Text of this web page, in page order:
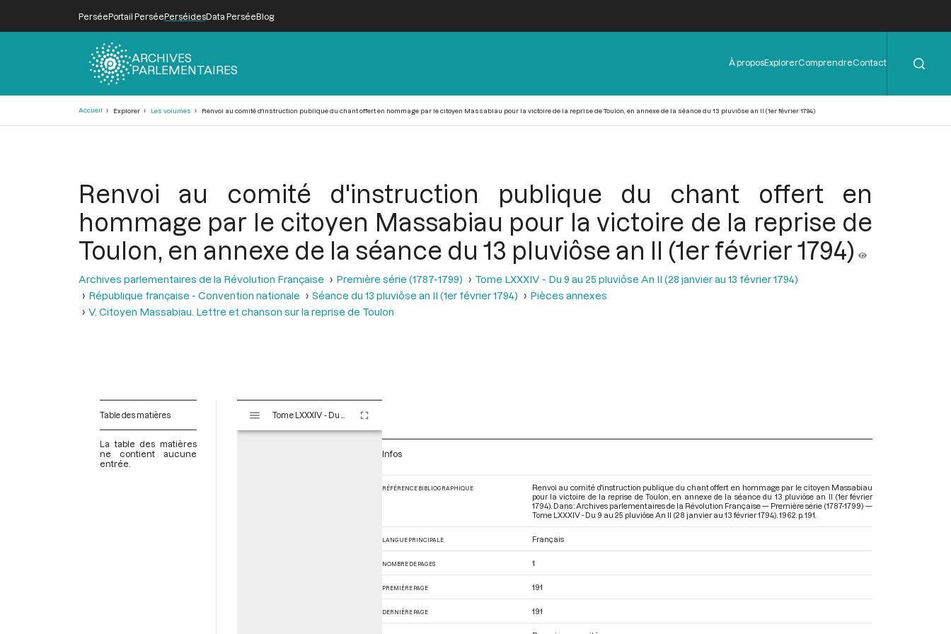
PerséePortail PerséePerséidesData PerséeBlog
ARCHIVES
PARLEMENTAIRES
Menu
de
À proposExplorerComprendreContact
Accueil Explorer Les volumes Renvoi au comité d'instruction publique du chant offert en hommage par le citoyen Massabiau pour la victoire de la reprise de Toulon, en annexe de la séance du 13 pluviôse an II (1er février 1794)
Renvoi au comité d'instruction publique du chant offert en
hommage par le citoyen Massabiau pour la victoire de la reprise de
Toulon, en annexe de la séance du 13 pluviôse an II (1er février 1794)
Archives parlementaires de la Révolution Française Première série (1787-1799)
Tome LXXXIV - Du 9 au 25 pluviôse An II (28 janvier au 13 février 1794)
République française - Convention nationale
Séance du 13 pluviôse an II (1er février 1794)
Pièces annexes
V. Citoyen Massabiau. Lettre et chanson sur la reprise de Toulon
Table des matières
La table des matières
ne contient aucune
entrée.
s
Infos
RÉFÉRENCE BIBLIOGRAPHIQUE
Renvoi au comité d'instruction publique du chant offert en hommage par le citoyen Massabiau
pour la victoire de la reprise de Toulon, en annexe de la séance du 13 pluviôse an II (1er février
1794). Dans : Archives parlementaires de la Révolution Française — Première série (1787-1799) —
Tome LXXXIV - Du 9 au 25 pluviôse An II (28 janvier au 13 février 1794) . 1962. p. 191.
LANGUE PRINCIPALE Français
NOMBRE DE PAGES 1
PREMIÈRE PAGE 191
DERNIÈRE PAGE 191